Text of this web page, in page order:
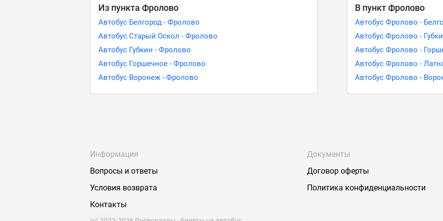
Из пункта Фролово
Автобус Белгород - Фролово
Автобус Старый Оскол - Фролово
Автобус Губкин - Фролово
Автобус Горшечное - Фролово
Автобус Воронеж - Фролово
В пункт Фролово
Автобус Фролово -
Автобус Фролово -
Автобус Фролово -
Автобус Фролово -
Автобус Фролово -
Информация
Вопросы и ответы
Условия возврата
Контакты
Документы
Договор оферты
Политика конфиденциальности